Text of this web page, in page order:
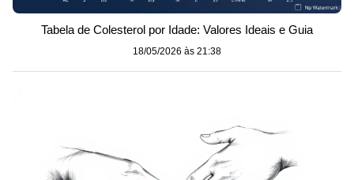
Tabela de Colesterol por Idade: Valores Ideais e Guia
18/05/2026 às 21:38